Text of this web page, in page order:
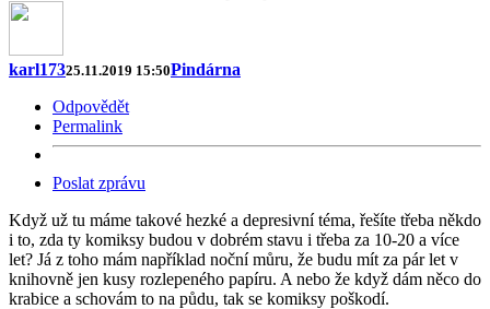
karl17325.11.2019 15:50Pindárna
Odpovědět
Permalink
Poslat zprávu
Když už tu máme takové hezké a depresivní téma, řešíte třeba někdo
i to, zda ty komiksy budou v dobrém stavu i třeba za 10-20 a více
let? Já z toho mám například noční můru, že budu mít za pár let v
knihovně jen kusy rozlepeného papíru. A nebo že když dám něco do
krabice a schovám to na půdu, tak se komiksy poškodí.